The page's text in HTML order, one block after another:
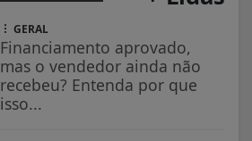
GERAL
Financiamento aprovado,
mas o vendedor ainda não
recebeu? Entenda por que
isso...